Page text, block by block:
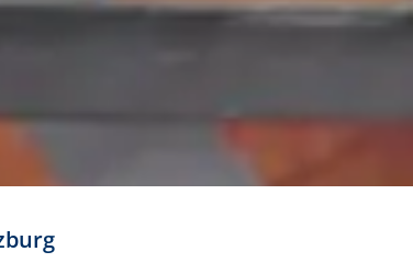
Daraus ergeben sich für gängige Formate